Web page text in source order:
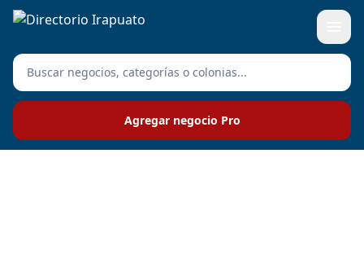
Agregar negocio Pro